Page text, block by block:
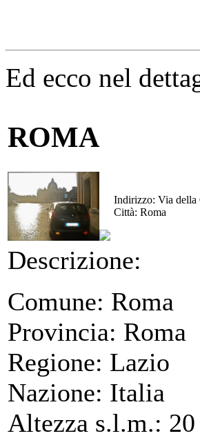
Ed ecco nel
ROMA
Indirizzo: Via della
Città: Roma
Descrizione:
Comune: Roma
Provincia: Roma
Regione: Lazio
Nazione: Italia
Altezza s.l.m.: 20